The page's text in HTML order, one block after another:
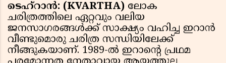
ടെഹ്റാൻ: (KVARTHA) ലോക
ചരിത്രത്തിലെ ഏറ്റവും വലിയ
ജനസാഗരങ്ങൾക്ക് സാക്ഷ്യം വഹിച്ച ഇറാൻ
വീണ്ടുമൊരു ചരിത്ര സന്ധിയിലേക്ക്
നീങ്ങുകയാണ്. 1989-ൽ ഇറാന്റെ പ്രഥമ